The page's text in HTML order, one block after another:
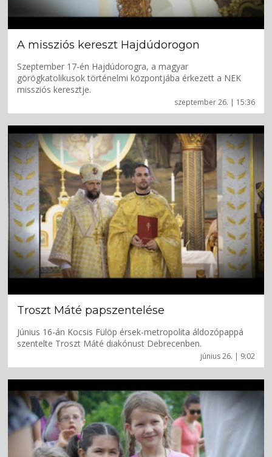
szeptember 26. | 15:36
A missziós kereszt Hajdúdorogon
Szeptember 17-én Hajdúdorogra, a magyar
görögkatolikusok történelmi központjába érkezett a NEK
missziós keresztje.
június 26. | 9:02
Troszt Máté papszentelése
Június 16-án Kocsis Fülöp érsek-metropolita áldozópappá
szentelte Troszt Máté diakónust Debrecenben.